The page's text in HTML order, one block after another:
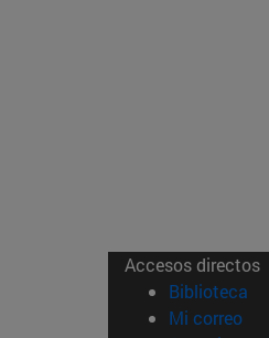
Accesos directos
Biblioteca
Mi correo